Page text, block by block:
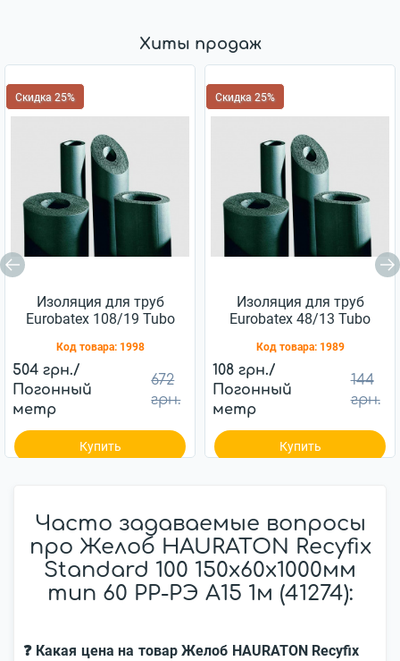
Хиты продаж
Скидка 25%
Изоляция для труб
Eurobatex 108/19 Tubo
Код товара: 1998
504 грн./
Погонный
метр
672
грн.
Купить
Скидка 25%
Изоляция для труб
Eurobatex 48/13 Tubo
Код товара: 1989
108 грн./
Погонный
метр
144
грн.
Купить
Часто задаваемые вопросы
про Желоб HAURATON Recyfix
Standard 100 150x60x1000мм
тип 60 РР-РЭ А15 1м (41274):
❓ Какая цена на товар Желоб HAURATON Recyfix